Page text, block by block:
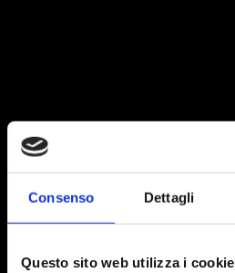
Consenso Dettagli
Questo sito web utilizza i cookie